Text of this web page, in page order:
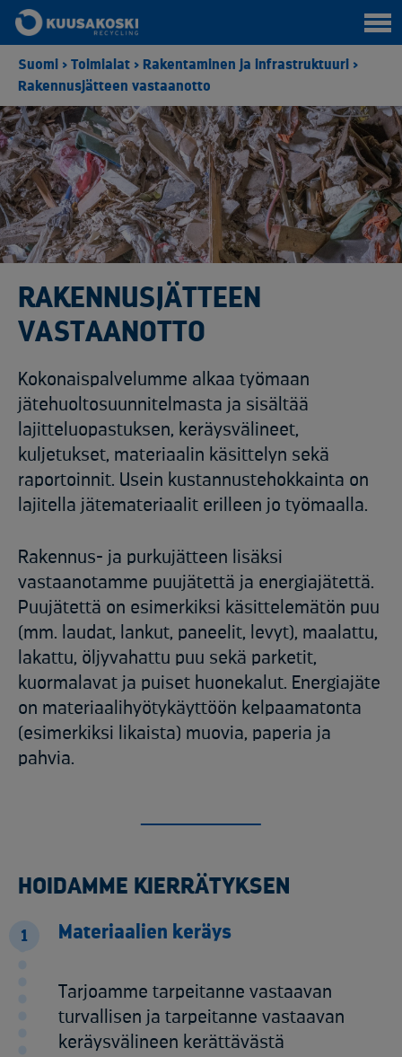
Suomi > Toimialat > Rakentaminen ja infrastruktuuri >
Rakennusjätteen vastaanotto
RAKENNUSJÄTTEEN
VASTAANOTTO
Kokonaispalvelumme alkaa työmaan
jätehuoltosuunnitelmasta ja sisältää
lajitteluopastuksen, keräysvälineet,
kuljetukset, materiaalin käsittelyn sekä
raportoinnit. Usein kustannustehokkainta on
lajitella jätemateriaalit erilleen jo työmaalla.​
Rakennus- ja purkujätteen lisäksi
vastaanotamme puujätettä ja energiajätettä.
Puujätettä on esimerkiksi käsittelemätön puu
(mm. laudat, lankut, paneelit, levyt), maalattu,
lakattu, öljyvahattu puu sekä parketit,
kuormalavat ja puiset huonekalut. Energiajäte
on materiaalihyötykäyttöön kelpaamatonta
(esimerkiksi likaista) muovia, paperia ja
pahvia.​
HOIDAMME KIERRÄTYKSEN
1 Materiaalien keräys
Tarjoamme tarpeitanne vastaavan
turvallisen ja tarpeitanne vastaavan
keräysvälineen kerättävästä